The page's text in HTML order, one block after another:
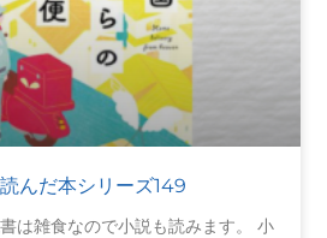
んだ本シリーズ149
は雑食なので小説も読みます。 小